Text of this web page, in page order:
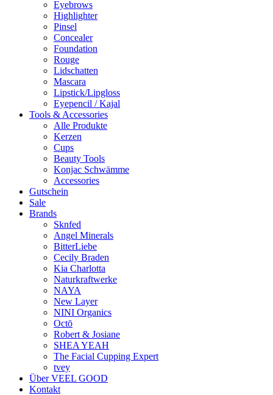
Eyebrows
Highlighter
Pinsel
Concealer
Foundation
Rouge
Lidschatten
Mascara
Lipstick/Lipgloss
Eyepencil / Kajal
Tools & Accessories
Alle Produkte
Kerzen
Cups
Beauty Tools
Konjac Schwämme
Accessories
Gutschein
Sale
Brands
Sknfed
Angel Minerals
BitterLiebe
Cecily Braden
Kia Charlotta
Naturkraftwerke
NAYA
New Layer
NINI Organics
Octō
Robert & Josiane
SHEA YEAH
The Facial Cupping Expert
tvey
Über VEEL GOOD
Kontakt